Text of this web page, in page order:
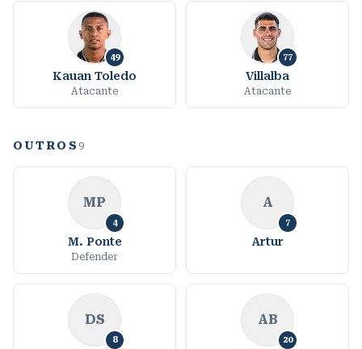
49
Kauan Toledo
Atacante
77
Villalba
Atacante
OUTROS 9
MP
4
M. Ponte
Defender
A
7
Artur
DS
8
AB
20